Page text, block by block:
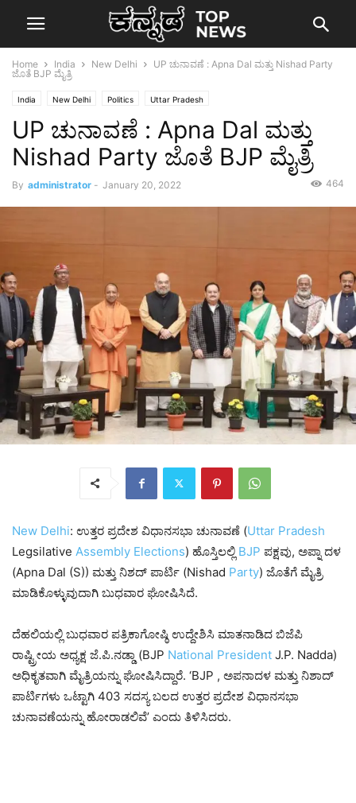
Home India New Delhi
UP ಚುನಾವಣೆ : Apna Dal ಮತ್ತು Nishad Party
ಜೊತೆ BJP ಮೈತ್ರಿ
India New Delhi Politics Uttar Pradesh
UP ಚುನಾವಣೆ : Apna Dal ಮತ್ತು
Nishad Party ಜೊತೆ BJP ಮೈತ್ರಿ
By administrator - January 20, 2022 464
New Delhi: ಉತ್ತರ ಪ್ರದೇಶ ವಿಧಾನಸಭಾ ಚುನಾವಣೆ (Uttar Pradesh
Legsilative Assembly Elections) ಹೊಸ್ತಿಲಲ್ಲಿ BJP ಪಕ್ಷವು, ಅಪ್ನಾ ದಳ
(Apna Dal (S)) ಮತ್ತು ನಿಶದ್ ಪಾರ್ಟಿ (Nishad Party) ಜೊತೆಗೆ ಮೈತ್ರಿ
ಮಾಡಿಕೊಳ್ಳುವುದಾಗಿ ಬುಧವಾರ ಘೋಷಿಸಿದೆ.
ದೆಹಲಿಯಲ್ಲಿ ಬುಧವಾರ ಪತ್ರಿಕಾಗೋಷ್ಠಿ ಉದ್ದೇಶಿಸಿ ಮಾತನಾಡಿದ ಬಿಜೆಪಿ
ರಾಷ್ಟ್ರೀಯ ಅಧ್ಯಕ್ಷ ಜೆ.ಪಿ.‌ನಡ್ಡಾ (BJP National President J.P. Nadda)
ಅಧಿಕೃತವಾಗಿ ಮೈತ್ರಿಯನ್ನು ಘೋಷಿಸಿದ್ದಾರೆ. ‘BJP , ಅಪನಾದಳ ಮತ್ತು ನಿಶಾದ್
ಪಾರ್ಟಿಗಳು ಒಟ್ಟಾಗಿ 403 ಸದಸ್ಯ ಬಲದ ಉತ್ತರ ಪ್ರದೇಶ ವಿಧಾನಸಭಾ
ಚುನಾವಣೆಯನ್ನು ಹೋರಾಡಲಿವೆ’ ಎಂದು ತಿಳಿಸಿದರು.